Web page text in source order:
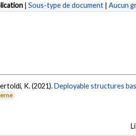
| Sous-type de document | Aucun
K. (2021).Deployable structures